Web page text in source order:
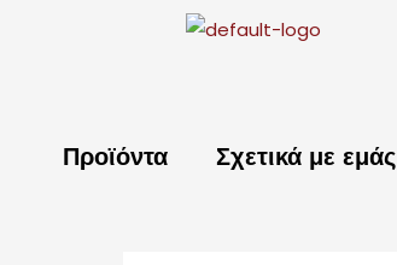
Προϊόντα Σχετικά με εμάς